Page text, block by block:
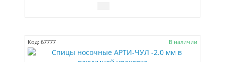
Код: 67777 В наличии